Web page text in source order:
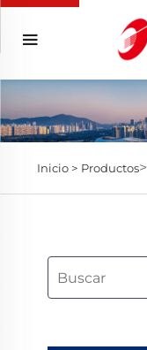
Inicio > Productos>